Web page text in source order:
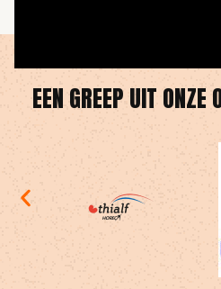
EEN GREEP UIT ONZE